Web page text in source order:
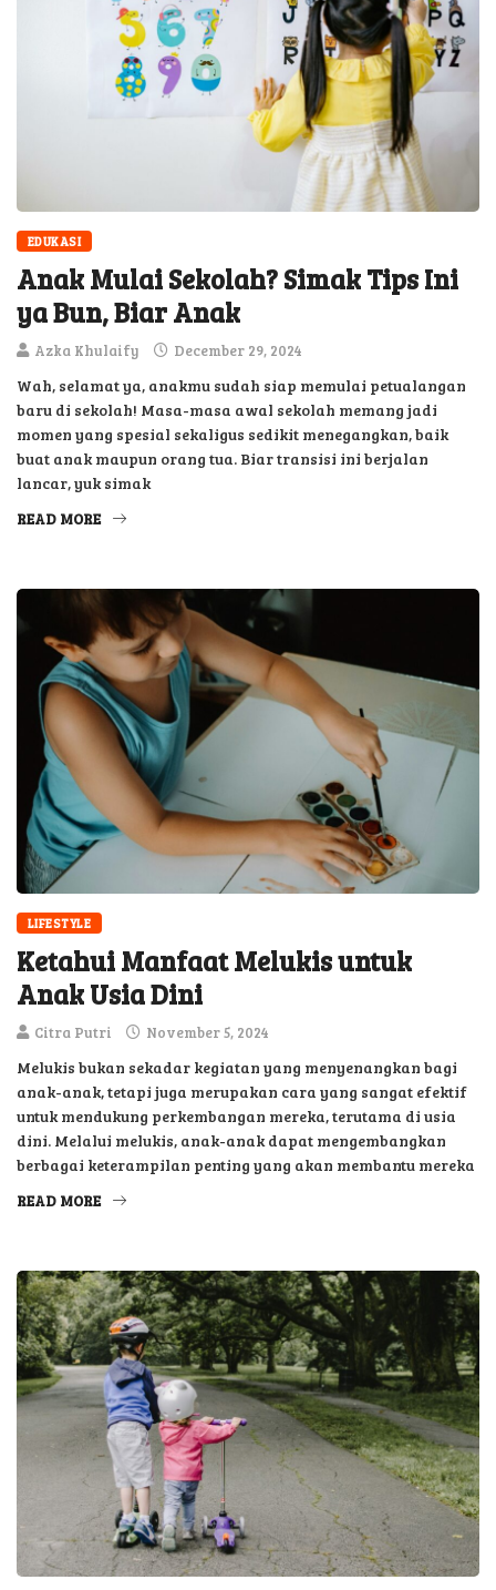
EDUKASI
Anak Mulai Sekolah? Simak Tips Ini
ya Bun, Biar Anak
Azka Khulaify December 29, 2024
Wah, selamat ya, anakmu sudah siap memulai petualangan
baru di sekolah! Masa-masa awal sekolah memang jadi
momen yang spesial sekaligus sedikit menegangkan, baik
buat anak maupun orang tua. Biar transisi ini berjalan
lancar, yuk simak
READ MORE
LIFESTYLE
Ketahui Manfaat Melukis untuk
Anak Usia Dini
Citra Putri November 5, 2024
Melukis bukan sekadar kegiatan yang menyenangkan bagi
anak-anak, tetapi juga merupakan cara yang sangat efektif
untuk mendukung perkembangan mereka, terutama di usia
dini. Melalui melukis, anak-anak dapat mengembangkan
berbagai keterampilan penting yang akan membantu mereka
READ MORE